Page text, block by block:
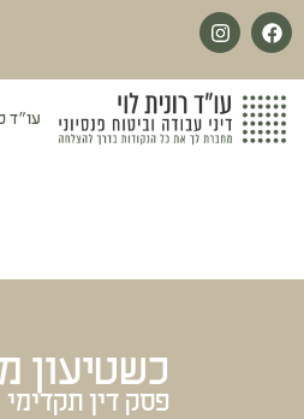
לתוכן
עו״ד
כשטיעון
פסק דין